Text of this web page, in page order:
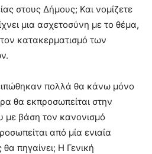
στους Δήμους; Και νομίζετε
μια ασχετοσύνη με το θέμα,
κατακερματισμό των
πολλά θα κάνω μόνο
θα εκπροσωπείται στην
βάση τον κανονισμό
από μία ενιαία
πηγαίνει; Η Γενική